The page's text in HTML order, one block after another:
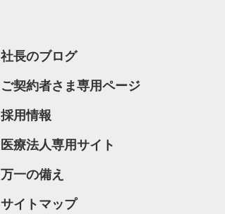
社長のブログ
ご契約者さま専用ページ
採用情報
医療法人専用サイト
万一の備え
サイトマップ